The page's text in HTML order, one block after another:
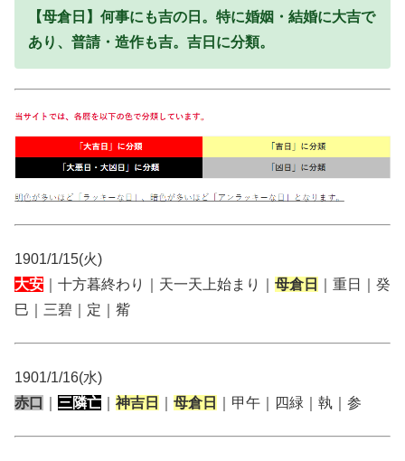
【母倉日】何事にも吉の日。特に婚姻・結婚に大吉で
あり、普請・造作も吉。吉日に分類。
1901/1/15(火)
大安 ｜十方暮終わり｜天一天上始まり｜ 母倉日
｜重日｜癸
巳｜三碧｜定｜觜
1901/1/16(水)
赤口
三隣亡 神吉日 母倉日 ｜甲午｜四緑｜執｜参